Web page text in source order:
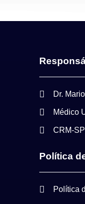
Dr.
Médico
CRM-
Política
Política